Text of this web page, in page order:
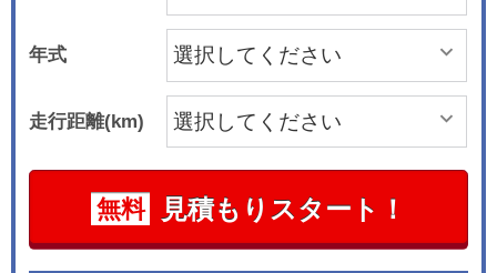
年式
走行距離(km)
無料 見積もりスタート！